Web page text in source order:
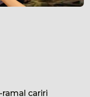
cariri